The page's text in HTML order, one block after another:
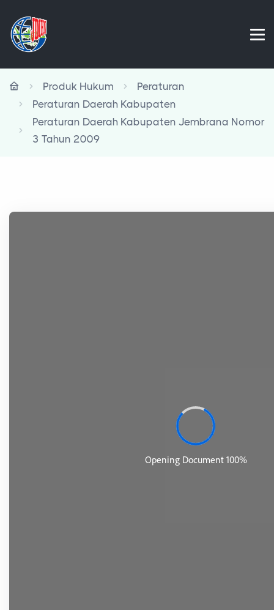
Produk Hukum
Peraturan
Peraturan Daerah Kabupaten
Peraturan Daerah Kabupaten Jembrana Nomor
3 Tahun 2009